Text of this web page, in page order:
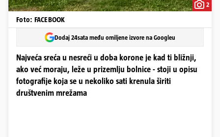
2
Foto: FACEBOOK
Dodaj 24sata među omiljene izvore na Googleu
Najveća sreća u nesreći u doba korone je kad ti bližnji,
ako već moraju, leže u prizemlju bolnice - stoji u opisu
fotografije koja se u nekoliko sati krenula širiti
društvenim mrežama